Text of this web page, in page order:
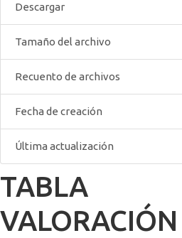
Descargar
Tamaño del archivo
Recuento de archivos
Fecha de creación
Última actualización